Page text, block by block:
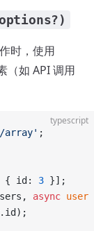
时，使用
（如 API 调用
typescript
;
{ id: 3 }];
async user